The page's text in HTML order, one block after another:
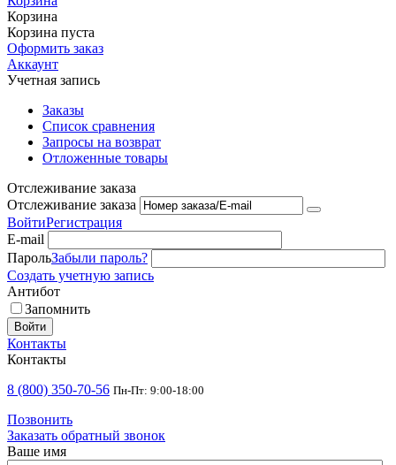
Корзина
Корзина пуста
Оформить заказ
Аккаунт
Учетная запись
Заказы
Список сравнения
Запросы на возврат
Отложенные товары
Отслеживание заказа
Отслеживание заказа
ВойтиРегистрация
E-mail
ПарольЗабыли пароль?
Создать учетную запись
Антибот
Запомнить
Войти
Контакты
Контакты
8 (800) 350-70-56 Пн-Пт: 9:00-18:00
Позвонить
Заказать обратный звонок
Ваше имя